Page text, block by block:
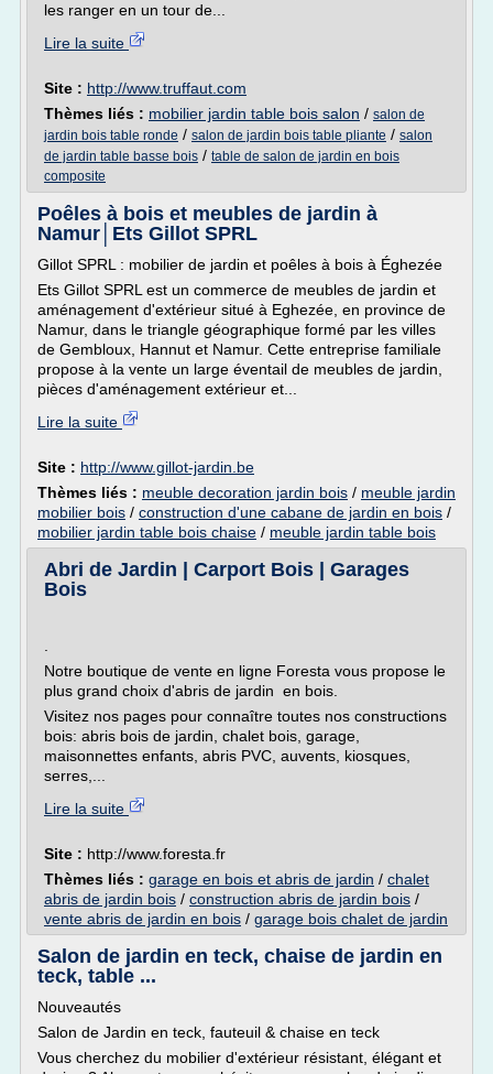
les ranger en un tour de...
Lire la suite
Site : http://www.truffaut.com
Thèmes liés : mobilier jardin table bois salon / salon de
jardin bois table ronde / salon de jardin bois table pliante / salon
de jardin table basse bois / table de salon de jardin en bois
composite
Poêles à bois et meubles de jardin à
Namur│Ets Gillot SPRL
Gillot SPRL : mobilier de jardin et poêles à bois à Éghezée
Ets Gillot SPRL est un commerce de meubles de jardin et
aménagement d'extérieur situé à Eghezée, en province de
Namur, dans le triangle géographique formé par les villes
de Gembloux, Hannut et Namur. Cette entreprise familiale
propose à la vente un large éventail de meubles de jardin,
pièces d'aménagement extérieur et...
Lire la suite
Site : http://www.gillot-jardin.be
Thèmes liés : meuble decoration jardin bois / meuble jardin
mobilier bois / construction d'une cabane de jardin en bois /
mobilier jardin table bois chaise / meuble jardin table bois
Abri de Jardin | Carport Bois | Garages
Bois
Notre boutique de vente en ligne Foresta vous propose le
plus grand choix d'abris de jardin en bois.
Visitez nos pages pour connaître toutes nos constructions
bois: abris bois de jardin, chalet bois, garage,
maisonnettes enfants, abris PVC, auvents, kiosques,
serres,...
Lire la suite
Site : http://www.foresta.fr
Thèmes liés : garage en bois et abris de jardin / chalet
abris de jardin bois / construction abris de jardin bois /
vente abris de jardin en bois / garage bois chalet de jardin
Salon de jardin en teck, chaise de jardin en
teck, table ...
Nouveautés
Salon de Jardin en teck, fauteuil & chaise en teck
Vous cherchez du mobilier d'extérieur résistant, élégant et